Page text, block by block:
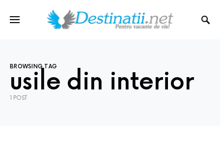
BROWSING TAG
usile din interior
1 POST